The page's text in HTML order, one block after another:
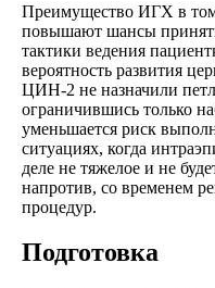
Преимущество ИГХ в
повышают шансы
тактики ведения
вероятность развития
ЦИН-2 не назначили
ограничившись только
уменьшается риск
ситуациях, когда
деле не тяжелое и не
напротив, со временем
процедур.
Подготовка